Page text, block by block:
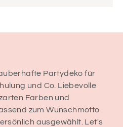
Partydeko für
und Co. Liebevolle
Farben und
zum Wunschmotto
ausgewählt. Let's